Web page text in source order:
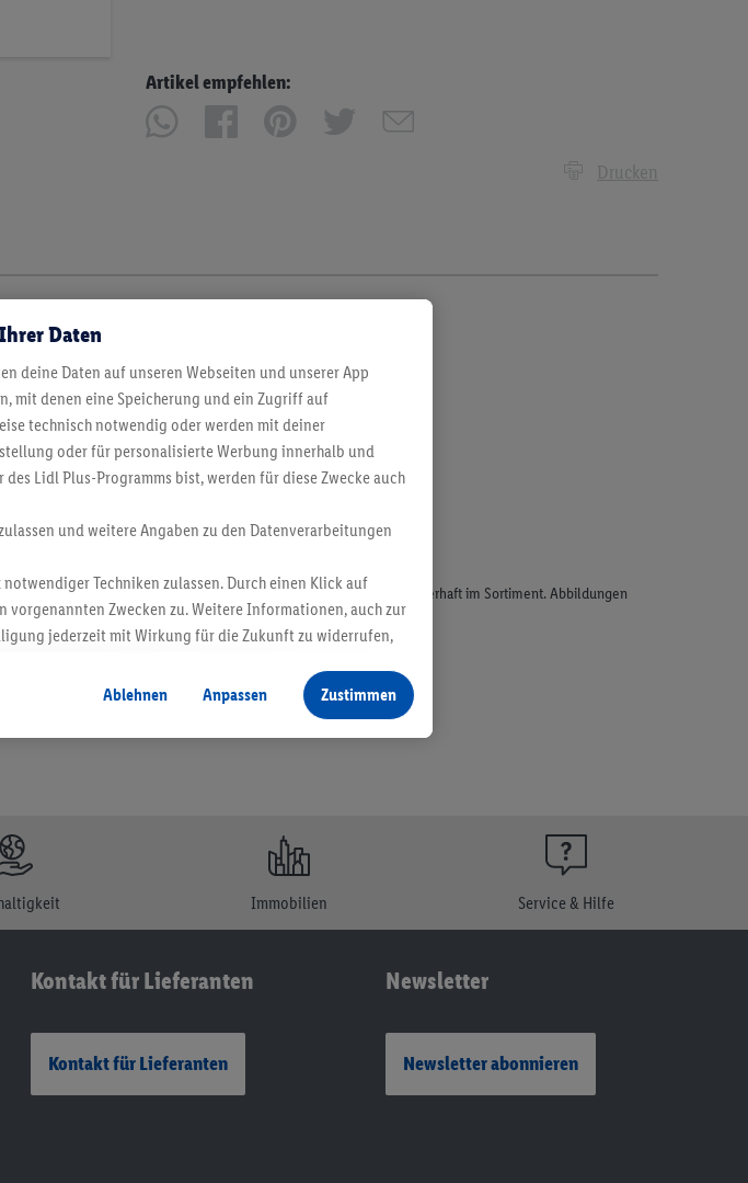
Artikel empfehlen:
Drucken
Produkte, vor allem NonFood-Produkte, sind nicht alle dauerhaft im Sortiment. Abbildungen
Immobilien Service & Hilfe
Kontakt für Lieferanten
Kontakt für Lieferanten
Newsletter
Newsletter abonnieren
Daten
deine Daten auf unseren Webseiten und unserer App
mit denen eine Speicherung und ein Zugriff auf
technisch notwendig oder werden mit deiner
oder für personalisierte Werbung innerhalb und
Lidl Plus-Programms bist, werden für diese Zwecke auch
und weitere Angaben zu den Datenverarbeitungen
Techniken zulassen. Durch einen Klick auf
vorgenannten Zwecken zu. Weitere Informationen, auch zur
jederzeit mit Wirkung für die Zukunft zu widerrufen,
Ablehnen
Anpassen Zustimmen